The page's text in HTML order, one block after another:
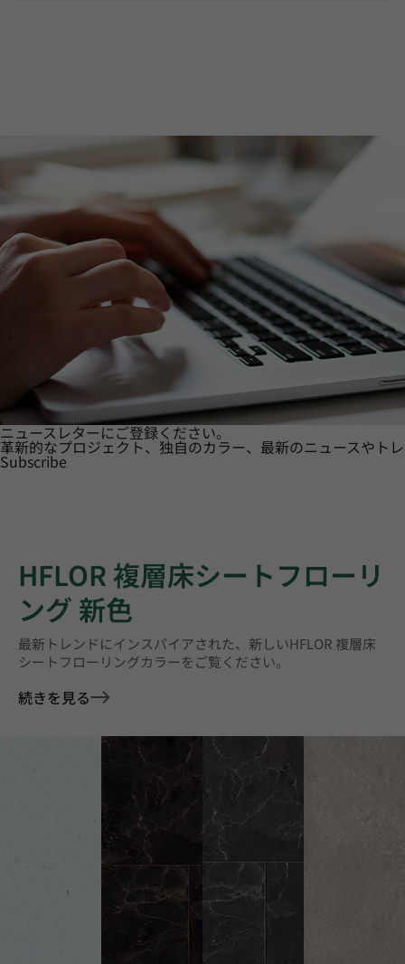
ニュースレターにご登録ください。
革新的なプロジェクト、独自のカラー、最新のニュースやト
Subscribe
HFLOR 複層床シートフローリ
ング 新色
最新トレンドにインスパイアされた、新しいHFLOR 複層床
シートフローリングカラーをご覧ください。
続きを見る